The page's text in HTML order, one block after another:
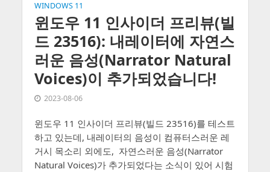
WINDOWS 11
윈도우 11 인사이더 프리뷰(빌
드 23516): 내레이터에 자연스
러운 음성(Narrator Natural
Voices)이 추가되었습니다!
2023-08-06
윈도우 11 인사이더 프리뷰(빌드 23516)를 테스트
하고 있는데, 내레이터의 음성이 컴퓨터스러운 레
거시 목소리 외에도, 자연스러운 음성(Narrator
Natural Voices)가 추가되었다는 소식이 있어 시험